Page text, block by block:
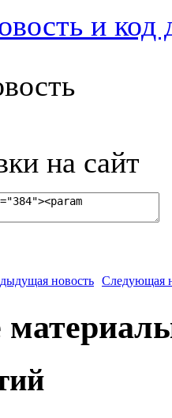
и код
на сайт
новость Следующая